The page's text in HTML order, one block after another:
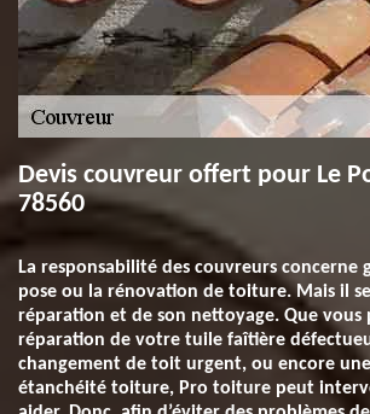
Devis couvreur offert pour Le
78560
La responsabilité des couvreurs concerne
pose ou la rénovation de toiture. Mais il se
réparation et de son nettoyage. Que vous
réparation de votre tuile faîtière
changement de toit urgent, ou encore
étanchéité toiture, Pro toiture peut